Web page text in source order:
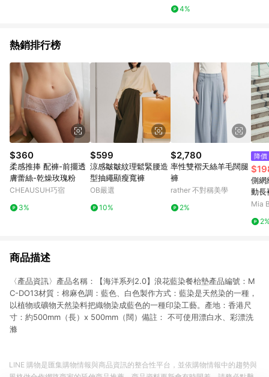
4%
熱銷排行榜
$360
柔感推捧 配褲-前擺透
膚蕾絲-乾燥玫瑰粉
CHEAUSUH巧宿
3%
$599
涼感皺皺紋理鬆緊腰造
型抽繩顯瘦寬褲
OB嚴選
10%
$2,780
率性雙褶天絲羊毛闊腿
褲
rather 不對稱美學
2%
降價
側網
動長
Mia
商品描述
〈產品資訊〉產品名稱：【海洋系列2.0】浪花藍染餐枱墊產品編號：M
C-DO13材質：棉麻色調：藍色、白色製作方式：藍染是天然染的一種，
以植物或礦物天然染料把織物染成藍色的一種印染工藝。產地：香港尺
寸：約500mm（長）x 500mm（闊）備註： 不可使用漂白水、彩漂洗
滌
LINE 購物是匯集購物情報與商品資訊的整合性平台，並依購物情報中的趨勢與